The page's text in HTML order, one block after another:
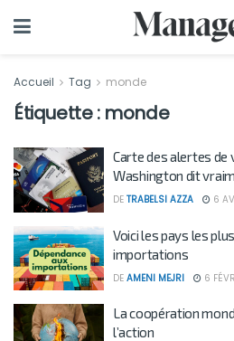
Accueil Tag monde
Étiquette : monde
Carte des alertes de
Washington dit
DE TRABELSI AZZA 6
Voici les pays les
importations
DE AMENI MEJRI 6
La coopération
l’action